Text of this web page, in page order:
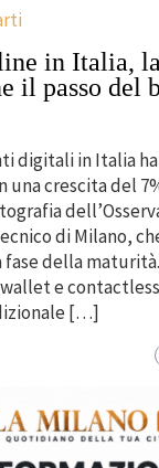
in Italia,
il passo del
digitali in Italia
una crescita del
di Milano,
della
e
[…]